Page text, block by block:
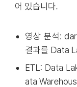
어 있습니다.
영상 분석:
결과를 Data
ETL: Data
ata